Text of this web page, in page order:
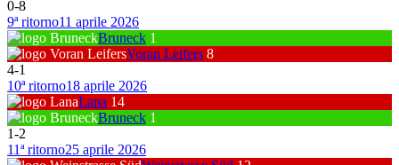
0-8
9ª ritorno11 aprile 2026
Bruneck 1
Voran Leifers 8
4-1
10ª ritorno18 aprile 2026
Lana 14
Bruneck 1
1-2
11ª ritorno25 aprile 2026